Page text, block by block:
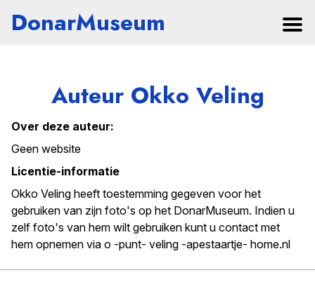
DonarMuseum
Auteur Okko Veling
Over deze auteur:
Geen website
Licentie-informatie
Okko Veling heeft toestemming gegeven voor het
gebruiken van zijn foto's op het DonarMuseum. Indien u
zelf foto's van hem wilt gebruiken kunt u contact met
hem opnemen via o -punt- veling -apestaartje- home.nl